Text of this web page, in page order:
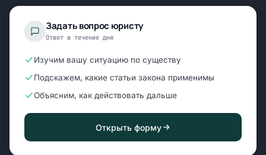
Задать вопрос юристу
Ответ в течение дня
Изучим вашу ситуацию по существу
Подскажем, какие статьи закона применимы
Объясним, как действовать дальше
Открыть форму